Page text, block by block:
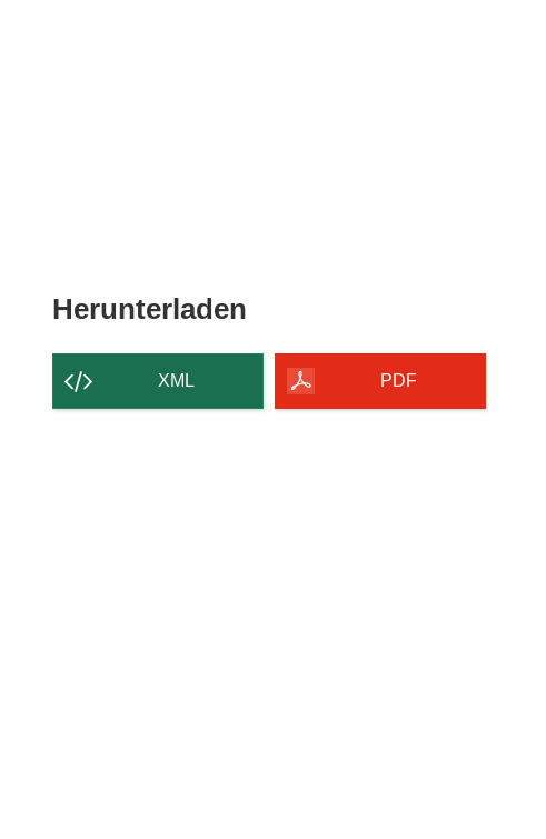
Herunterladen
Seite
XML PDF